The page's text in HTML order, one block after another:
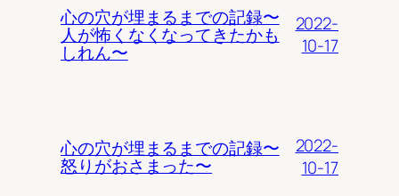
心の穴が埋まるまでの記録〜
人が怖くなくなってきたかも
しれん〜
2022-
10-17
心の穴が埋まるまでの記録〜
怒りがおさまった〜
2022-
10-17